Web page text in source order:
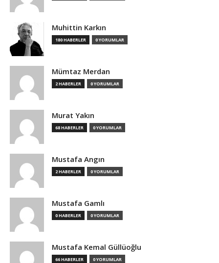
Muhittin Karkın
180 HABERLER 0 YORUMLAR
Mümtaz Merdan
2 HABERLER 0 YORUMLAR
Murat Yakın
68 HABERLER 0 YORUMLAR
Mustafa Angın
2 HABERLER 0 YORUMLAR
Mustafa Gamlı
0 HABERLER 0 YORUMLAR
Mustafa Kemal Güllüoğlu
66 HABERLER 0 YORUMLAR